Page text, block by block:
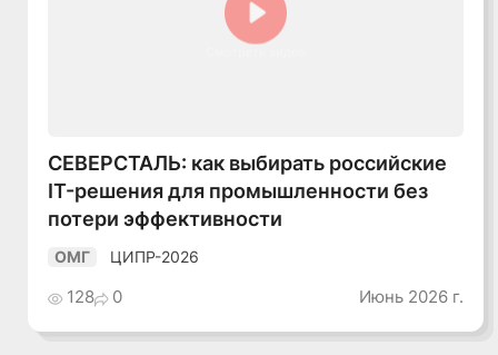
СЕВЕРСТАЛЬ: как выбирать российские
IT-решения для промышленности без
потери эффективности
ОМГ ЦИПР-2026
128 0 Июнь 2026 г.